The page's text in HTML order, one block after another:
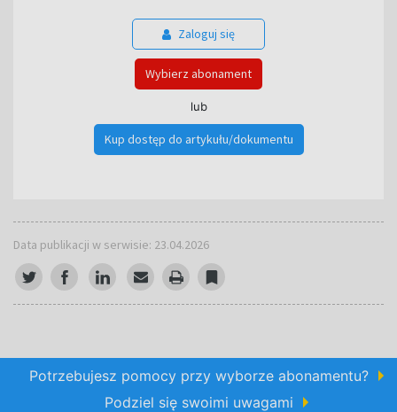
Zaloguj się
Wybierz abonament
lub
Kup dostęp do artykułu/dokumentu
Data publikacji w serwisie: 23.04.2026
Potrzebujesz pomocy przy wyborze abonamentu?
Podziel się swoimi uwagami